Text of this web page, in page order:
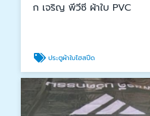
ก เจริญ พีวีซี ผ้าใบ PVC
ประตูผ้าใบไฮสปีด